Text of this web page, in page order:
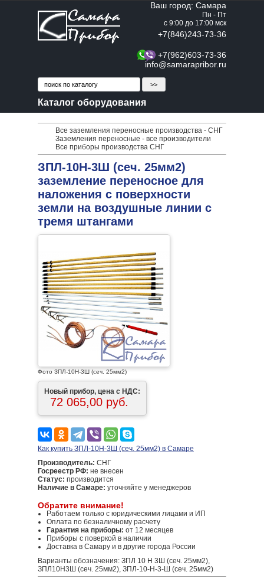
Ваш город: Самара
Пн - Пт
с 9:00 до 17:00 мск
+7(846)243-73-36
+7(962)603-73-36
info@samarapribor.ru
Каталог оборудования
Все заземления переносные производства - СНГ
Заземления переносные - все производители
Все приборы производства СНГ
ЗПЛ-10Н-3Ш (сеч. 25мм2)
заземление переносное для
наложения с поверхности
земли на воздушные линии с
тремя штангами
Фото ЗПЛ-10Н-3Ш (сеч. 25мм2)
Новый прибор, цена с НДС:
72 065,00 руб.
Как купить ЗПЛ-10Н-3Ш (сеч. 25мм2) в Самаре
Производитель: СНГ
Госреестр РФ: не внесен
Статус: производится
Наличие в Самаре: уточняйте у менеджеров
Обратите внимание!
Работаем только с юридическими лицами и ИП
Оплата по безналичному расчету
Гарантия на приборы: от 12 месяцев
Приборы с поверкой в наличии
Доставка в Самару и в другие города России
Варианты обозначения: ЗПЛ 10 Н 3Ш (сеч. 25мм2),
ЗПЛ10Н3Ш (сеч. 25мм2), ЗПЛ-10-Н-3-Ш (сеч. 25мм2)